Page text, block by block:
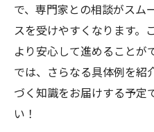
で、専門家との相談がスム
スを受けやすくなります。
より安心して進めることが
では、さらなる具体例を紹
づく知識をお届けする予定
い！